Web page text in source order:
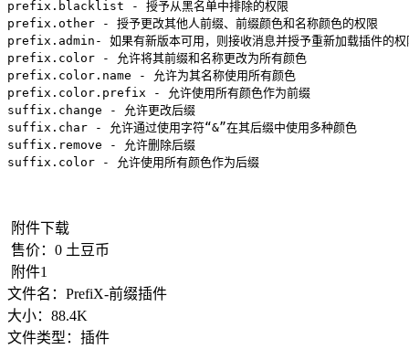
prefix.blacklist - 授予从黑名单中排除的权限
prefix.other - 授予更改其他人前缀、前缀颜色和名称颜色的权限
prefix.admin- 如果有新版本可用，则接收消息并授予重新加载插件的权
prefix.color - 允许将其前缀和名称更改为所有颜色
prefix.color.name - 允许为其名称使用所有颜色
prefix.color.prefix - 允许使用所有颜色作为前缀
suffix.change - 允许更改后缀
suffix.char - 允许通过使用字符“&”在其后缀中使用多种颜色
suffix.remove - 允许删除后缀
suffix.color - 允许使用所有颜色作为后缀
附件下载
售价： 0 土豆币
附件1
文件名： PrefiX-前缀插件
大小： 88.4K
文件类型： 插件